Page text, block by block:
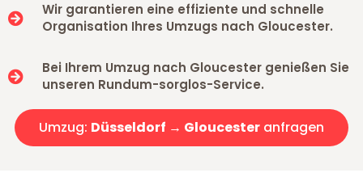
Wir garantieren eine effiziente und schnelle
Organisation Ihres Umzugs nach Gloucester.
Bei Ihrem Umzug nach Gloucester genießen Sie
unseren Rundum-sorglos-Service.
Umzug: Düsseldorf → Gloucester anfragen